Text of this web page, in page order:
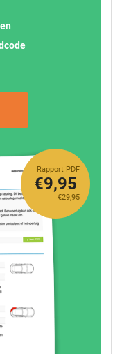
Rapport PDF
€29,95
€9,95